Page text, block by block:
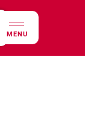
MENU